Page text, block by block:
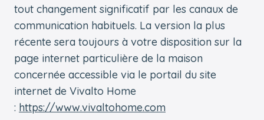
tout changement significatif par les canaux de
communication habituels. La version la plus
récente sera toujours à votre disposition sur la
page internet particulière de la maison
concernée accessible via le portail du site
internet de Vivalto Home
: https://www.vivaltohome.com